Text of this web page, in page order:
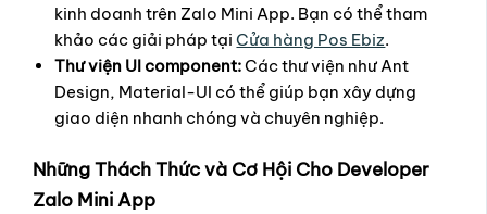
kinh doanh trên Zalo Mini App. Bạn có thể tham
khảo các giải pháp tạiCửa hàng Pos Ebiz.
Thư viện UI component:Các thư viện như Ant
Design, Material-UI có thể giúp bạn xây dựng
giao diện nhanh chóng và chuyên nghiệp.
Những Thách Thức và Cơ Hội Cho Developer
Zalo Mini App